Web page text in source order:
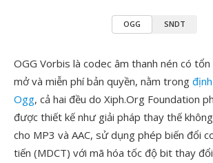
OGG SNDT
OGG Vorbis là codec âm thanh nén có
mở và miễn phí bản quyền, nằm trong
Ogg, cả hai đều do Xiph.Org Foundation
được thiết kế như giải pháp thay thế
cho MP3 và AAC, sử dụng phép biến đổi
tiến (MDCT) với mã hóa tốc độ bit thay